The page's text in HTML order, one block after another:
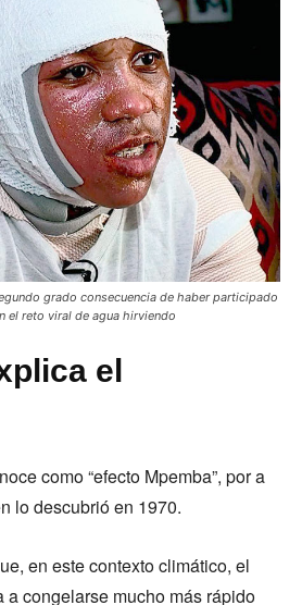
grado consecuencia de haber participado
el reto viral de agua hirviendo
el
como “efecto Mpemba”, por a
lo descubrió en 1970.
en este contexto climático, el
congelarse mucho más rápido